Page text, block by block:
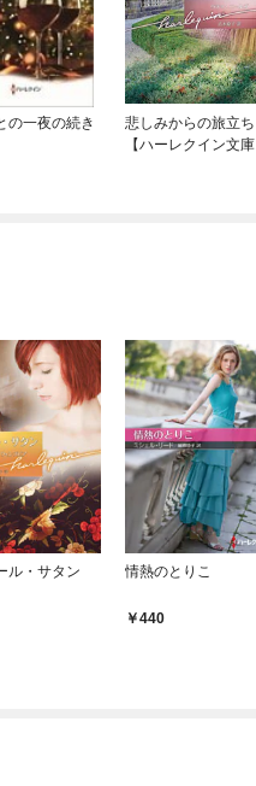
の一夜の続き
悲しみからの旅立ち
【ハーレクイン文庫
ル・サタン 情熱のとりこ
440